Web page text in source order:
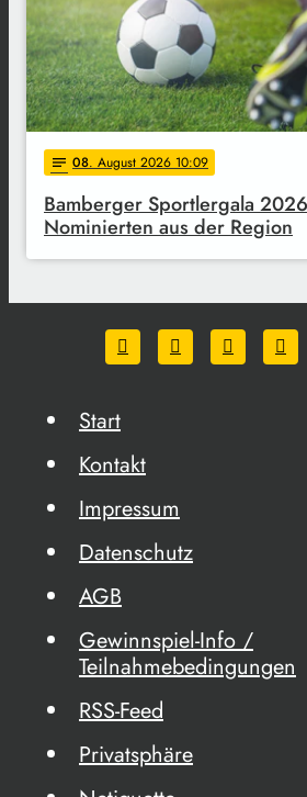
notes 08. August 2026 10:09
Bamberger Sportlergala
Nominierten aus der Region
Start
Kontakt
Impressum
Datenschutz
AGB
Gewinnspiel-Info /
Teilnahmebedingungen
RSS-Feed
Privatsphäre